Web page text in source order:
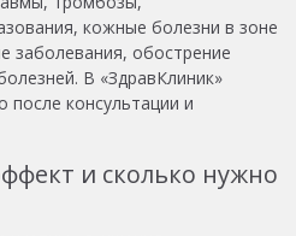
кожные болезни в зоне
заболевания, обострение
В «ЗдравКлиник»
после консультации и
и сколько нужно